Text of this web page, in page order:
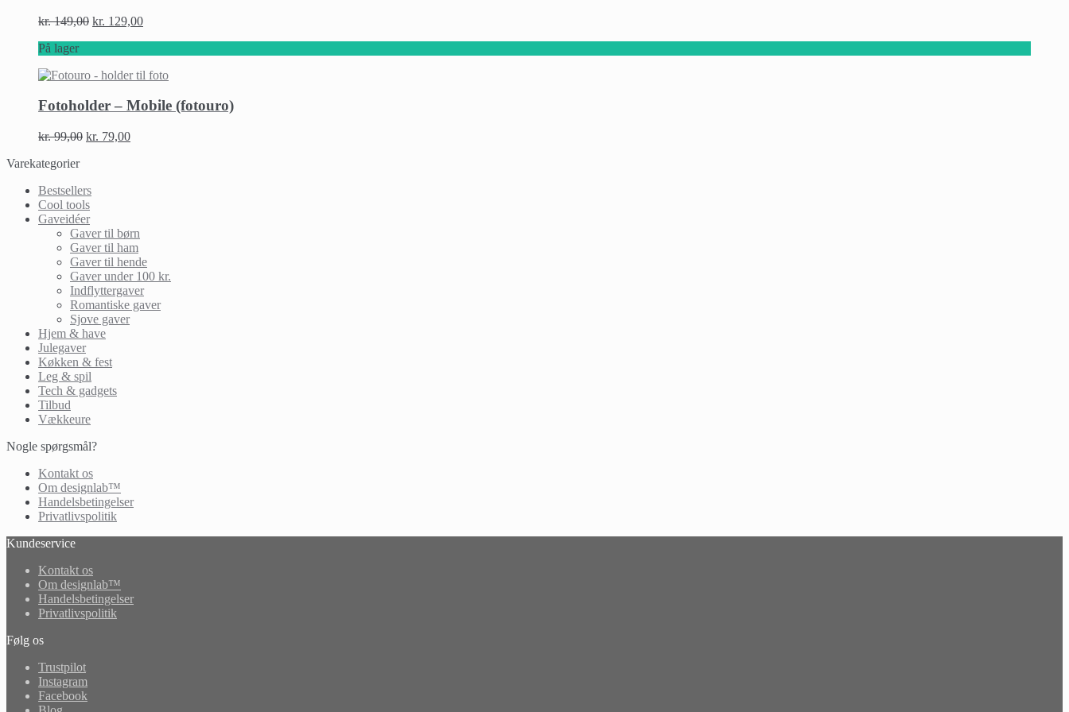
kr.149,00 kr. 129,00
På lager
Fotoholder – Mobile (fotouro)
kr.99,00 kr. 79,00
Varekategorier
Bestsellers
Cool tools
Gaveidéer
Gaver til børn
Gaver til ham
Gaver til hende
Gaver under 100 kr.
Indflyttergaver
Romantiske gaver
Sjove gaver
Hjem & have
Julegaver
Køkken & fest
Leg & spil
Tech & gadgets
Tilbud
Vækkeure
Nogle spørgsmål?
Kontakt os
Om designlab™
Handelsbetingelser
Privatlivspolitik
Kundeservice
Kontakt os
Om designlab™
Handelsbetingelser
Privatlivspolitik
Følg os
Trustpilot
Instagram
Facebook